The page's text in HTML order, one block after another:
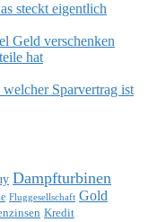
steckt eigentlich
Geld verschenken
hat
Sparvertrag ist
Dampfturbinen
Fluggesellschaft Gold
Kredit